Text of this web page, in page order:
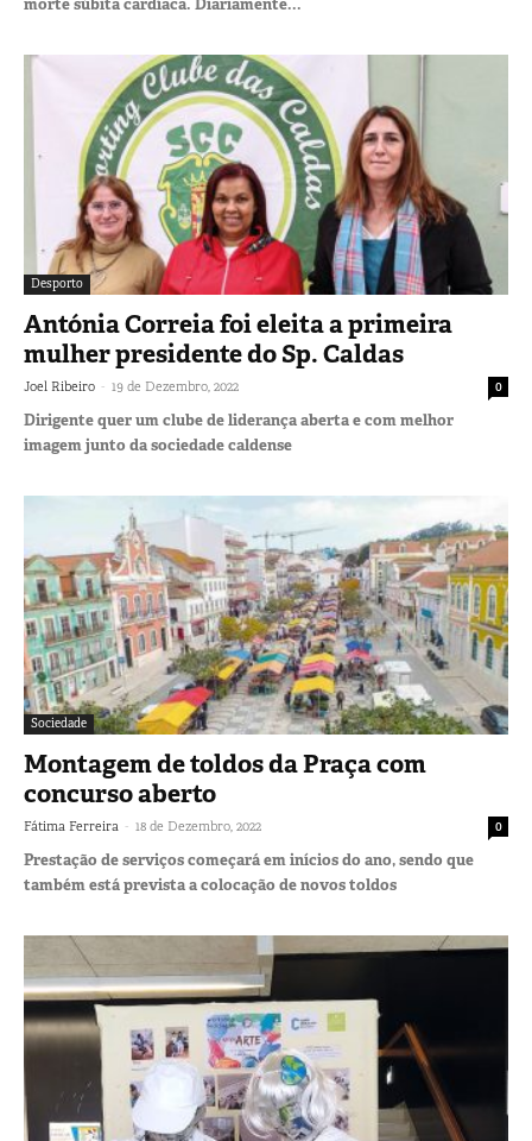
morte súbita cardíaca. Diariamente...
Desporto
Antónia Correia foi eleita a primeira
mulher presidente do Sp. Caldas
Joel Ribeiro - 19 de Dezembro, 2022 0
Dirigente quer um clube de liderança aberta e com melhor
imagem junto da sociedade caldense
Sociedade
Montagem de toldos da Praça com
concurso aberto
Fátima Ferreira - 18 de Dezembro, 2022 0
Prestação de serviços começará em inícios do ano, sendo que
também está prevista a colocação de novos toldos